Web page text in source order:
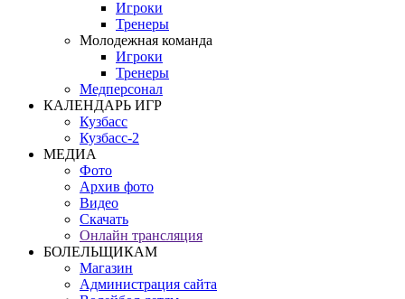
Игроки
Тренеры
Молодежная команда
Игроки
Тренеры
Медперсонал
КАЛЕНДАРЬ ИГР
Кузбасс
Кузбасс-2
МЕДИА
Фото
Архив фото
Видео
Скачать
Онлайн трансляция
БОЛЕЛЬЩИКАМ
Магазин
Администрация сайта